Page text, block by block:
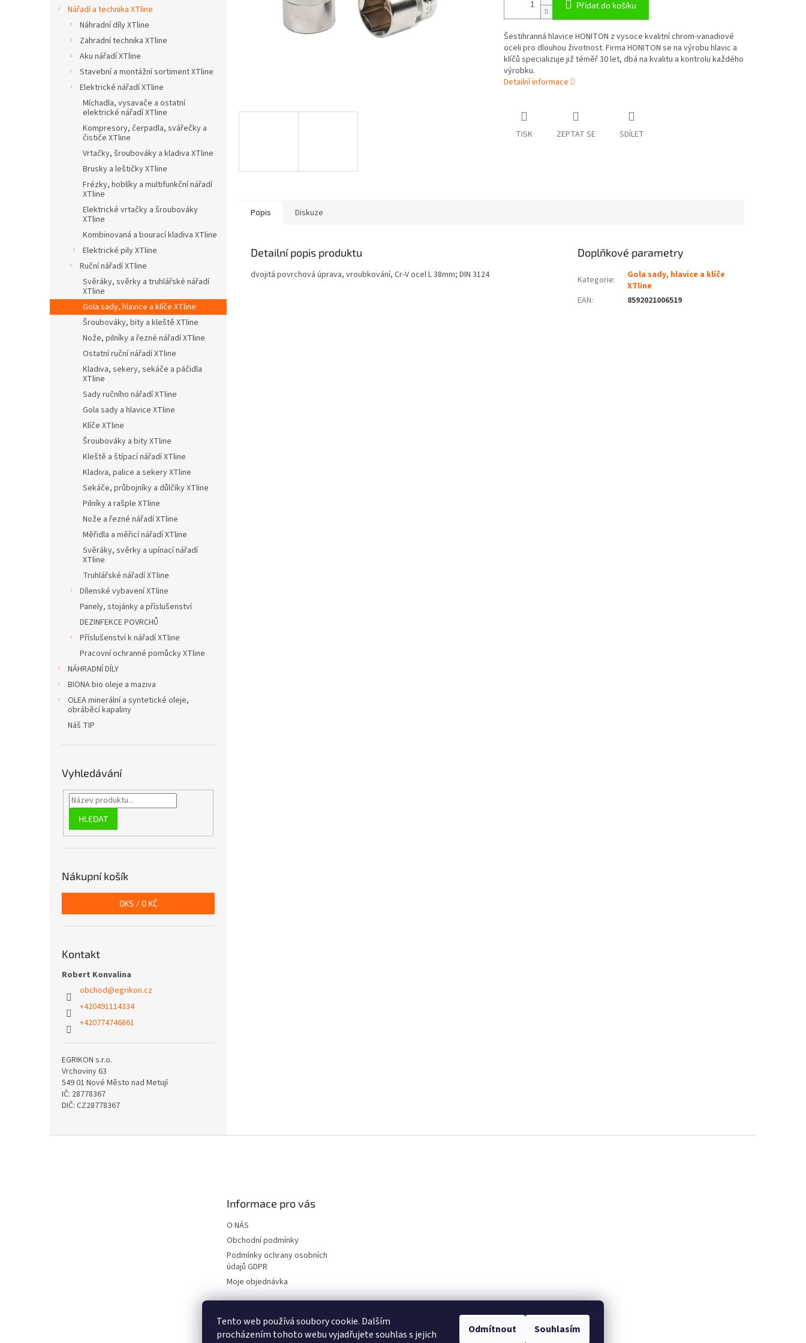
Tento web používá soubory cookie. Dalším
procházením tohoto webu vyjadřujete souhlas s jejich
Odmítnout Souhlasím
Nářadí a technika XTline
Náhradní díly XTline
Zahradní technika XTline
Aku nářadí XTline
Stavební a montážní sortiment XTline
Elektrické nářadí XTline
Míchadla, vysavače a ostatní
elektrické nářadí XTline
Kompresory, čerpadla, svářečky a
čističe XTline
Vrtačky, šroubováky a kladiva XTline
Brusky a leštičky XTline
Frézky, hoblíky a multifunkční nářadí
XTline
Elektrické vrtačky a šroubováky
XTline
Kombinovaná a bourací kladiva XTline
Elektrické pily XTline
Ruční nářadí XTline
Svěráky, svěrky a truhlářské nářadí
XTline
Gola sady, hlavice a klíče XTline
Šroubováky, bity a kleště XTline
Nože, pilníky a řezné nářadí XTline
Ostatní ruční nářadí XTline
Kladiva, sekery, sekáče a páčidla
XTline
Sady ručního nářadí XTline
Gola sady a hlavice XTline
Klíče XTline
Šroubováky a bity XTline
Kleště a štípací nářadí XTline
Kladiva, palice a sekery XTline
Sekáče, průbojníky a důlčíky XTline
Pilníky a rašple XTline
Nože a řezné nářadí XTline
Měřidla a měřicí nářadí XTline
Svěráky, svěrky a upínací nářadí
XTline
Truhlářské nářadí XTline
Dílenské vybavení XTline
Panely, stojánky a příslušenství
DEZINFEKCE POVRCHŮ
Příslušenství k nářadí XTline
Pracovní ochranné pomůcky XTline
NÁHRADNÍ DÍLY
BIONA bio oleje a maziva
OLEA minerální a syntetické oleje,
obráběcí kapaliny
Náš TIP
Vyhledávání
HLEDAT
Nákupní košík
0KS / 0 KČ
Kontakt
Robert Konvalina
obchod@egrikon.cz
+420491114334
+420774746861
EGRIKON s.r.o.
Vrchoviny 63
549 01 Nové Město nad Metují
IČ: 28778367
DIČ: CZ28778367
Přidat do košíku
Šestihranná hlavice HONITON z vysoce kvalitní chrom-vanadiové
oceli pro dlouhou životnost. Firma HONITON se na výrobu hlavic a
klíčů specializuje již téměř 30 let, dbá na kvalitu a kontrolu každého
výrobku.
Detailní informace
TISK ZEPTAT SE SDÍLET
Popis Diskuze
Detailní popis produktu
dvojitá povrchová úprava, vroubkování, Cr-V ocel L 38mm; DIN 3124
Doplňkové parametry
Kategorie:
Gola sady, hlavice a klíče
XTline
EAN: 8592021006519
Informace pro vás
O NÁS
Obchodní podmínky
Podmínky ochrany osobních
údajů GDPR
Moje objednávka
nahradni-uhliky.cz